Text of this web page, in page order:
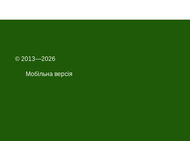
© 2013—2026
Мобільна версія